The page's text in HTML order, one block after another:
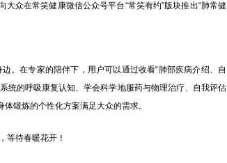
众在常笑健康微信公众号平台“常笑有约”版块推出“肺常健
在专家的陪伴下，用户可以通过收看“肺部疾病介绍、自
统的呼吸康复认知、学会科学地服药与物理治疗、自我评估
锻炼的个性化方案满足大众的需求。
等待春暖花开！